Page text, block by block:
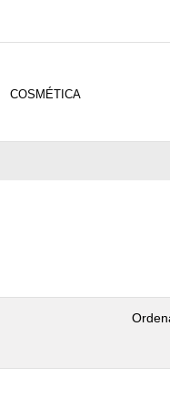
COSMÉTICA